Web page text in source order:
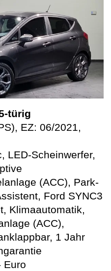
türig
EZ: 06/2021,
LED-Scheinwerfer,
(ACC), Park-
Ford SYNC3
Klimaautomatik,
(ACC),
1 Jahr
Euro